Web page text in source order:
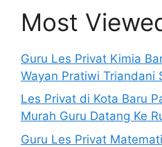
Most
Guru Les Privat Kimia
Wayan Pratiwi Triandani
Les Privat di Kota Baru
Murah Guru Datang Ke
Guru Les Privat